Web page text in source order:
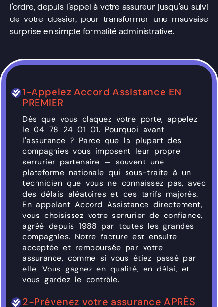
l’ordre, depuis l’appel à votre assureur jusqu’au suivi
de votre dossier, pour transformer une mauvaise
surprise en simple formalité administrative.
1-Appelez Accord Assistance EN
PREMIER
Dès que vous claquez votre porte, appelez
le 04 78 24 01 01. Pourquoi avant
l'assurance ? Parce que la plupart des
compagnies vous imposent leur propre
serrurier partenaire — souvent une
plateforme nationale qui sous-traite à un
technicien que vous ne connaissez pas, avec
des délais aléatoires et des tarifs majorés.
En appelant Accord Assistance directement,
vous choisissez votre serrurier de confiance,
agréé depuis 1988 par toutes les grandes
compagnies. Notre facture est ensuite
acceptée et remboursée par votre
assurance, comme si vous étiez passé par
elle. Vous gagnez en qualité, en délai, et
vous gardez le contrôle.
2-Prévenez votre assurance APRÈS